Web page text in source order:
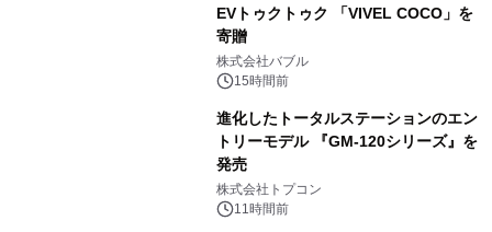
EVトゥクトゥク 「VIVEL COCO」を
寄贈
株式会社バブル
15時間前
進化したトータルステーションのエン
トリーモデル 『GM-120シリーズ』を
発売
株式会社トプコン
11時間前